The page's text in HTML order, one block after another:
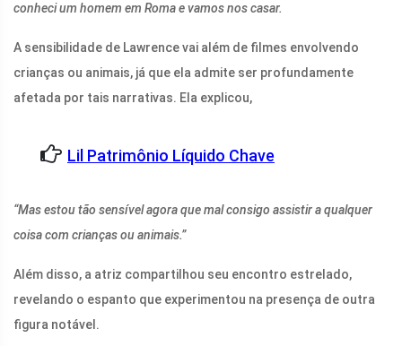
conheci um homem em Roma e vamos nos casar.
A sensibilidade de Lawrence vai além de filmes envolvendo
crianças ou animais, já que ela admite ser profundamente
afetada por tais narrativas. Ela explicou,
Lil Patrimônio Líquido Chave
“Mas estou tão sensível agora que mal consigo assistir a qualquer
coisa com crianças ou animais.”
Além disso, a atriz compartilhou seu encontro estrelado,
revelando o espanto que experimentou na presença de outra
figura notável.